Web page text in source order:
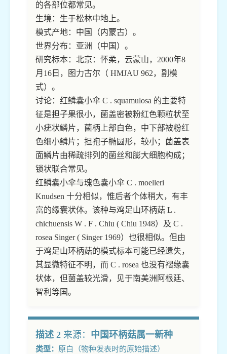
的各部位都常见。
生境：生于松林中地上。
模式产地：中国（内蒙古）。
世界分布：亚洲（中国）。
研究标本：北京：怀柔，云蒙山，2000年8
月16日，图力古尔（ HMJAU 962，副模
式）。
讨论：红鳞囊小伞 C . squamulosa 的主要特
征是担子果很小，菌盖密被粉红色颗粒状至
小疣状鳞片，菌柄上部白色，中下部被粉红
色细小鳞片；担孢子椭圆形，较小；菌盖表
面鳞片由稀疏排列的菌丝和膨大细胞构成；
锁状联合常见。
红鳞囊小伞与瑰色囊小伞 C . moelleri
Knudsen 十分相似，惟后者个体稍大，有丰
富的缘囊状体。该种与鸡足山环柄菇 L .
chichuensis W . F . Chiu ( Chiu 1948）及 C .
rosea Singer ( Singer 1969）也很相似。但由
于鸡足山环柄菇的模式标本可能已经遗失，
其显微特征不明，而 C . rosea 也没有褶缘囊
状体，但菌盖较光滑，见于南美洲阿根廷、
智利等国。
描述 2 来源： 中国环柄菇属一新种
类型： 原白（物种发表时的原始描述）